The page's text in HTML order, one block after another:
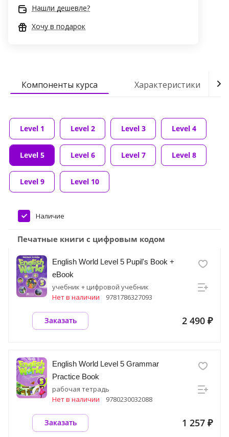
Нашли дешевле?
Хочу в подарок
Компоненты курса Характеристики
Level 1 Level 2 Level 3 Level 4
Level 5 Level 6 Level 7 Level 8
Level 9 Level 10
Наличие
Печатные книги с цифровым кодом
English World Level 5 Pupil's Book +
eBook
учебник + цифровой учебник
Нет в наличии
9781786327093
2 490 ₽
Заказать
English World Level 5 Grammar
Practice Book
рабочая тетрадь
Нет в наличии
9780230032088
1 257 ₽
Заказать